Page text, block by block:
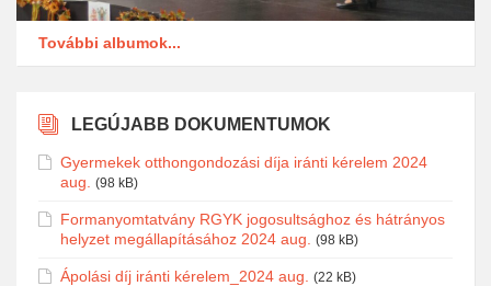
További albumok...
LEGÚJABB DOKUMENTUMOK
Gyermekek otthongondozási díja iránti kérelem 2024
aug.
(98 kB)
Formanyomtatvány RGYK jogosultsághoz és hátrányos
helyzet megállapításához 2024 aug.
(98 kB)
Ápolási díj iránti kérelem_2024 aug. (22 kB)